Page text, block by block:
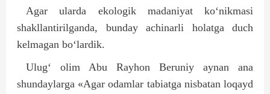
Agar ularda ekologik madaniyat ko‘nikmasi
shakllantirilganda, bunday achinarli holatga duch
kelmagan bo‘lardik.
Ulug‘ olim Abu Rayhon Beruniy aynan ana
shundaylarga «Agar odamlar tabiatga nisbatan loqayd